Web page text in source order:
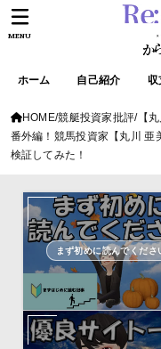
ホーム 自己紹介 収
MENU
HOME 競艇投資家批評 【丸
番外編！競馬投資家【丸川 亜
検証してみた！
まず初めに読んでくださ